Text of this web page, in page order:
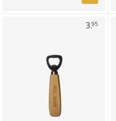
3.95